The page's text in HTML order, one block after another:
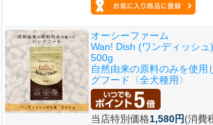
オーシーファーム
Wan! Dish (ワンディッシ
500g
自然由来の原料のみを使用
グフード〈全犬種用〉
当店特別価格1,580円(消費